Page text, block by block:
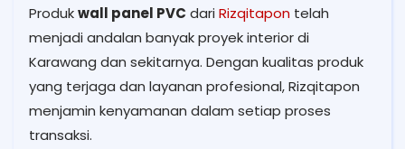
Produkwall panel PVC dariRizqitapon telah
menjadi andalan banyak proyek interior di
Karawang dan sekitarnya. Dengan kualitas produk
yang terjaga dan layanan profesional, Rizqitapon
menjamin kenyamanan dalam setiap proses
transaksi.